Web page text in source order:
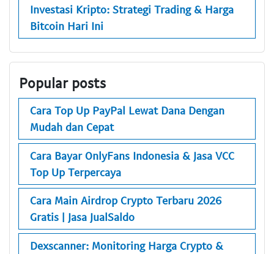
Investasi Kripto: Strategi Trading & Harga
Bitcoin Hari Ini
Popular posts
Cara Top Up PayPal Lewat Dana Dengan
Mudah dan Cepat
Cara Bayar OnlyFans Indonesia & Jasa VCC
Top Up Terpercaya
Cara Main Airdrop Crypto Terbaru 2026
Gratis | Jasa JualSaldo
Dexscanner: Monitoring Harga Crypto &